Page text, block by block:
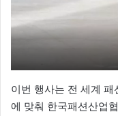
이번 행사는 전 세계
에 맞춰 한국패션산업